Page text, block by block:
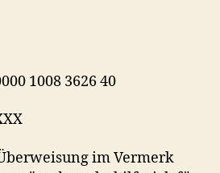
1008 3626 40
im Vermerk